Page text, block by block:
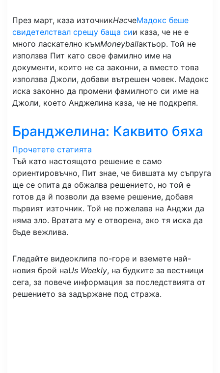
През март, каза източникНасчеМадокс беше
свидетелствал срещу баща сии каза, че не е
много ласкателно къмMoneyballактьор. Той не
използва Пит като свое фамилно име на
документи, които не са законни, а вместо това
използва Джоли, добави вътрешен човек. Мадокс
иска законно да промени фамилното си име на
Джоли, което Анджелина каза, че не подкрепя.
Бранджелина: Каквито бяха
Прочетете статията
Тъй като настоящото решение е само
ориентировъчно, Пит знае, че бившата му съпруга
ще се опита да обжалва решението, но той е
готов да й позволи да вземе решение, добавя
първият източник. Той не пожелава на Анджи да
няма зло. Вратата му е отворена, ако тя иска да
бъде вежлива.
Гледайте видеоклипа по-горе и вземете най-
новия брой наUs Weekly, на будките за вестници
сега, за повече информация за последствията от
решението за задържане под стража.